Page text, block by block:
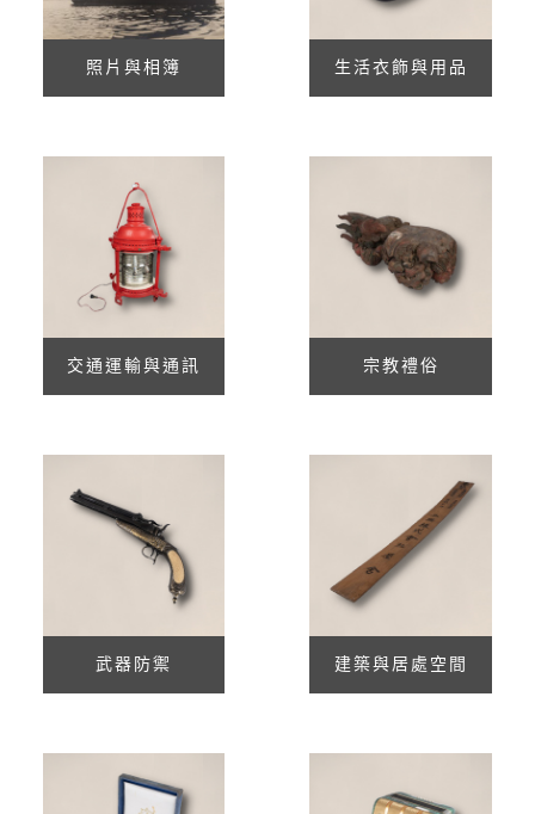
照片與相簿 生活衣飾與用品
交通運輸與通訊 宗教禮俗
武器防禦 建築與居處空間